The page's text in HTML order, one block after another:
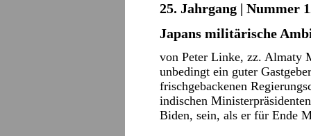
25. Jahrgang | Nummer
Japans militärische
von Peter Linke, zz. Almaty
unbedingt ein guter
frischgebackenen
indischen
Biden, sein, als er für Ende